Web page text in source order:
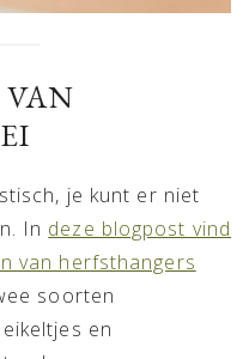
je kunt er niet
In deze blogpost vind
van herfsthangers
soorten
en